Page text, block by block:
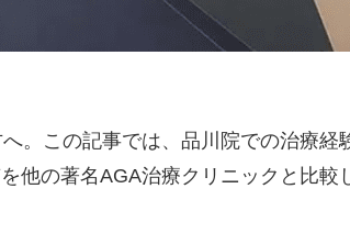
。この記事では、品川院での治療経
他の著名AGA治療クリニックと比較